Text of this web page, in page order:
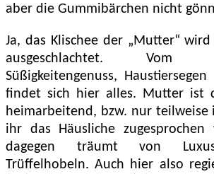
aber die Gummibärchen nicht
Ja, das Klischee der „Mutter“
ausgeschlachtet. Vom
Süßigkeitengenuss,
findet sich hier alles. Mutter ist
heimarbeitend, bzw. nur teilweise
ihr das Häusliche
dagegen träumt von
Trüffelhobeln. Auch hier also